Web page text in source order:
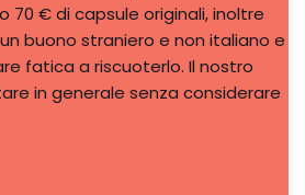
70 € di capsule originali, inoltre
buono straniero e non italiano e
fatica a riscuoterlo. Il nostro
in generale senza considerare